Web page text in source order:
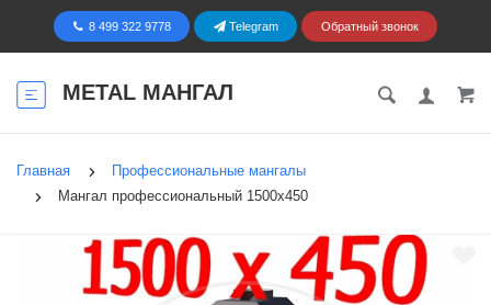
8 499 322 9778 Telegram Обратный звонок
METAL МАНГАЛ
Главная
Профессиональные мангалы
Мангал профессиональный 1500х450